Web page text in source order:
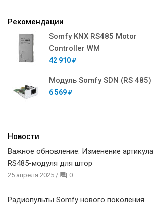
Рекомендации
Somfy KNX RS485 Motor
Controller WM
42 910 ₽
Модуль Somfy SDN (RS 485)
6 569 ₽
Новости
Важное обновление: Изменение артикула
RS485-модуля для штор
25 апреля 2025 / 0
Радиопульты Somfy нового поколения